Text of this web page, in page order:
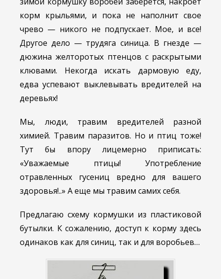
корм крыльями, и пока не наполнит свое
чрево — никого не подпускает. Мое, и все!
Другое дело — трудяга синица. В гнезде —
дюжина желторотых птенцов с раскрытыми
клювами. Некогда искать дармовую еду,
едва успевают выклевывать вредителей на
деревьях!
Мы, люди, травим вредителей разной
химией. Травим паразитов. Но и птиц тоже!
Тут бы впору лицемерно приписать:
«Уважаемые птицы! Употребление
отравленных гусениц вредно для вашего
здоровья!..» А еще мы травим самих себя.
Предлагаю схему кормушки из пластиковой
бутылки. К сожалению, доступ к корму здесь
одинаков как для синиц, так и для воробьев…